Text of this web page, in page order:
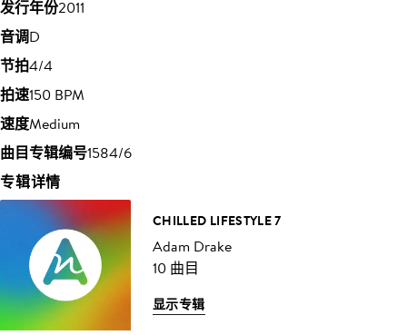
发行年份2011
音调D
节拍4/4
拍速150 BPM
速度Medium
曲目专辑编号1584/6
专辑详情
CHILLED LIFESTYLE 7
Adam Drake
10 曲目
显示专辑